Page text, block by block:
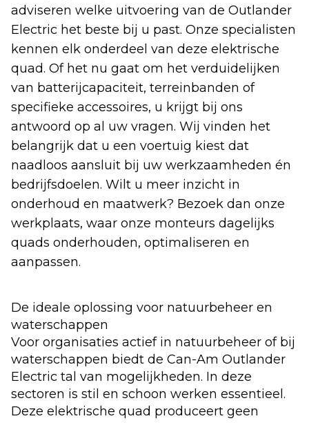
adviseren welke uitvoering van de Outlander
Electric het beste bij u past. Onze specialisten
kennen elk onderdeel van deze elektrische
quad. Of het nu gaat om het verduidelijken
van batterijcapaciteit, terreinbanden of
specifieke accessoires, u krijgt bij ons
antwoord op al uw vragen. Wij vinden het
belangrijk dat u een voertuig kiest dat
naadloos aansluit bij uw werkzaamheden én
bedrijfsdoelen. Wilt u meer inzicht in
onderhoud en maatwerk? Bezoek dan onze
werkplaats, waar onze monteurs dagelijks
quads onderhouden, optimaliseren en
aanpassen.
De ideale oplossing voor natuurbeheer en
waterschappen
Voor organisaties actief in natuurbeheer of bij
waterschappen biedt de Can-Am Outlander
Electric tal van mogelijkheden. In deze
sectoren is stil en schoon werken essentieel.
Deze elektrische quad produceert geen